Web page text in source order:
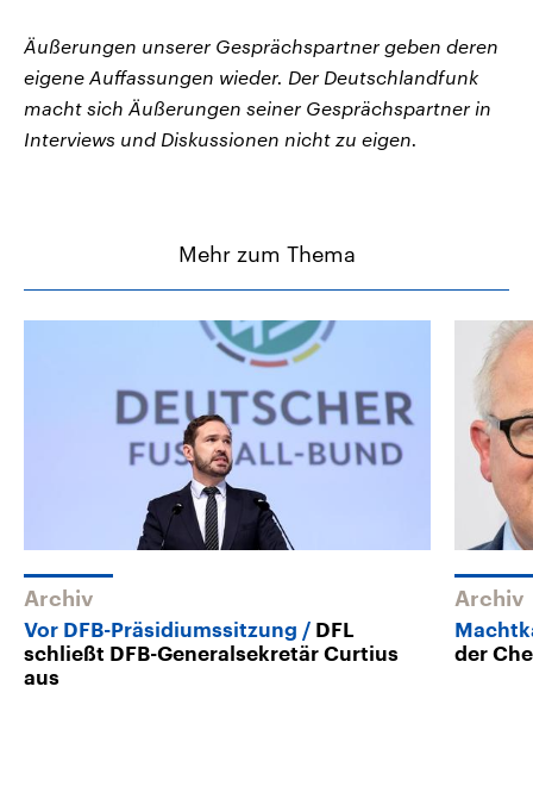
Äußerungen unserer Gesprächspartner geben deren
eigene Auffassungen wieder. Der Deutschlandfunk
macht sich Äußerungen seiner Gesprächspartner in
Interviews und Diskussionen nicht zu eigen.
Mehr zum Thema
Archiv
Vor DFB-Präsidiumssitzung
DFL
schließt DFB-Generalsekretär Curtius
aus
Archiv
der